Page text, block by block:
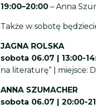
19:00–20:00 – Anna
Także w sobotę
JAGNA ROLSKA
sobota 06.07 | 13:00-
na literaturę” | miejsce:
ANNA SZUMACHER
sobota 06.07 | 20:00-